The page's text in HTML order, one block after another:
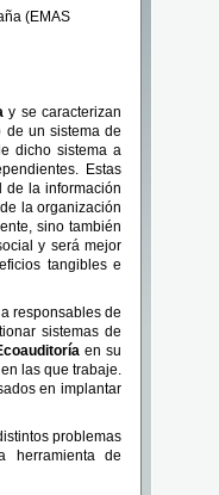
(EMAS
y se caracterizan
de un sistema de
dicho sistema a
Estas
de la información
la organización
sino también
y será mejor
tangibles e
responsables de
sistemas de
en su
las que trabaje.
en implantar
problemas
herramienta de